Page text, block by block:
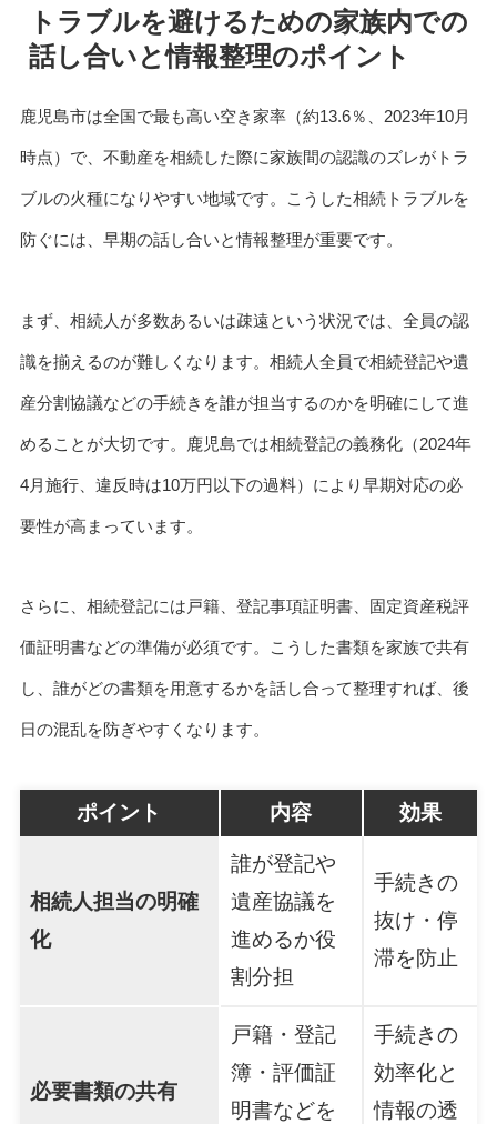
トラブルを避けるための家族内での
話し合いと情報整理のポイント
鹿児島市は全国で最も高い空き家率（約13.6％、2023年10月
時点）で、不動産を相続した際に家族間の認識のズレがトラ
ブルの火種になりやすい地域です。こうした相続トラブルを
防ぐには、早期の話し合いと情報整理が重要です。
まず、相続人が多数あるいは疎遠という状況では、全員の認
識を揃えるのが難しくなります。相続人全員で相続登記や遺
産分割協議などの手続きを誰が担当するのかを明確にして進
めることが大切です。鹿児島では相続登記の義務化（2024年
4月施行、違反時は10万円以下の過料）により早期対応の必
要性が高まっています。
さらに、相続登記には戸籍、登記事項証明書、固定資産税評
価証明書などの準備が必須です。こうした書類を家族で共有
し、誰がどの書類を用意するかを話し合って整理すれば、後
日の混乱を防ぎやすくなります。
ポイント 内容 効果
相続人担当の明確
化
誰が登記や
遺産協議を
進めるか役
割分担
手続きの
抜け・停
滞を防止
必要書類の共有
戸籍・登記
簿・評価証
明書などを
手続きの
効率化と
情報の透